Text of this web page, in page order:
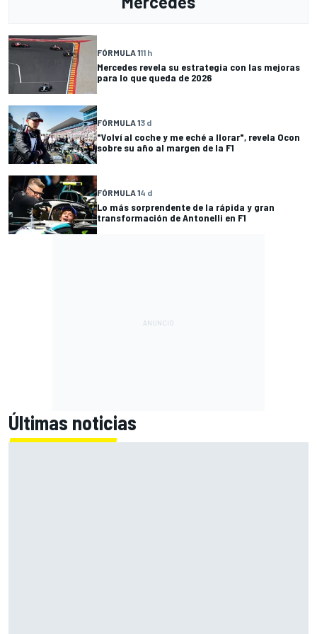
FÓRMULA 111 h
Mercedes revela su estrategia con las mejoras
para lo que queda de 2026
FÓRMULA 13 d
"Volví al coche y me eché a llorar", revela Ocon
sobre su año al margen de la F1
FÓRMULA 14 d
Lo más sorprendente de la rápida y gran
transformación de Antonelli en F1
Últimas noticias